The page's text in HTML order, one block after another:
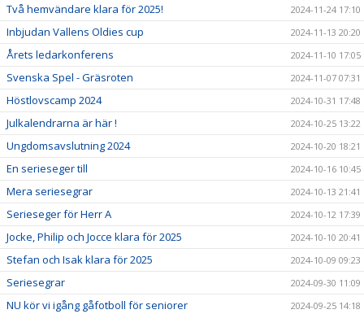
Två hemvändare klara för 2025! 2024-11-24 17:10
Inbjudan Vallens Oldies cup 2024-11-13 20:20
Årets ledarkonferens 2024-11-10 17:05
Svenska Spel - Gräsroten 2024-11-07 07:31
Höstlovscamp 2024 2024-10-31 17:48
Julkalendrarna är här ! 2024-10-25 13:22
Ungdomsavslutning 2024 2024-10-20 18:21
En serieseger till 2024-10-16 10:45
Mera seriesegrar 2024-10-13 21:41
Serieseger för Herr A 2024-10-12 17:39
Jocke, Philip och Jocce klara för 2025 2024-10-10 20:41
Stefan och Isak klara för 2025 2024-10-09 09:23
Seriesegrar 2024-09-30 11:09
NU kör vi igång gåfotboll för seniorer 2024-09-25 14:18